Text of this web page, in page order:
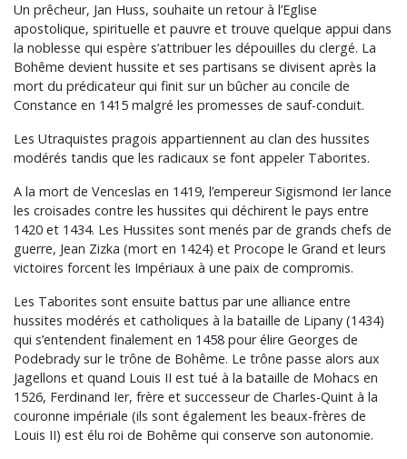
Un prêcheur, Jan Huss, souhaite un retour à l’Eglise
apostolique, spirituelle et pauvre et trouve quelque appui dans
la noblesse qui espère s’attribuer les dépouilles du clergé. La
Bohême devient hussite et ses partisans se divisent après la
mort du prédicateur qui finit sur un bûcher au concile de
Constance en 1415 malgré les promesses de sauf-conduit.
Les Utraquistes pragois appartiennent au clan des hussites
modérés tandis que les radicaux se font appeler Taborites.
A la mort de Venceslas en 1419, l’empereur Sigismond Ier lance
les croisades contre les hussites qui déchirent le pays entre
1420 et 1434. Les Hussites sont menés par de grands chefs de
guerre, Jean Zizka (mort en 1424) et Procope le Grand et leurs
victoires forcent les Impériaux à une paix de compromis.
Les Taborites sont ensuite battus par une alliance entre
hussites modérés et catholiques à la bataille de Lipany (1434)
qui s’entendent finalement en 1458 pour élire Georges de
Podebrady sur le trône de Bohême. Le trône passe alors aux
Jagellons et quand Louis II est tué à la bataille de Mohacs en
1526, Ferdinand Ier, frère et successeur de Charles-Quint à la
couronne impériale (ils sont également les beaux-frères de
Louis II) est élu roi de Bohême qui conserve son autonomie.